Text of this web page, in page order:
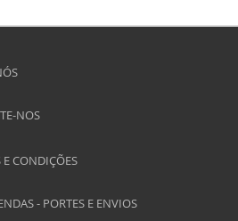
NOS
E CONDIÇÕES
- PORTES E ENVIOS